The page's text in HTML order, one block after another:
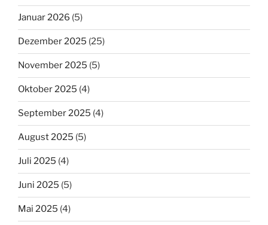
Januar 2026 (5)
Dezember 2025 (25)
November 2025 (5)
Oktober 2025 (4)
September 2025 (4)
August 2025 (5)
Juli 2025 (4)
Juni 2025 (5)
Mai 2025 (4)